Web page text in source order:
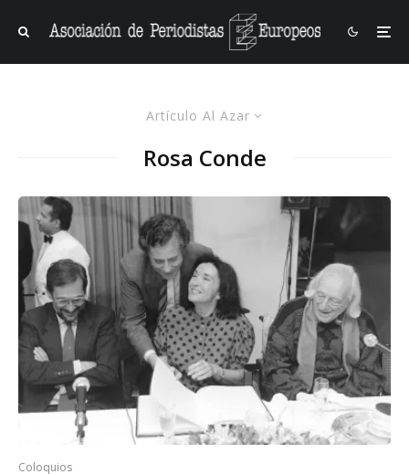
Artículo Al Azar
Rosa Conde
Coloquios